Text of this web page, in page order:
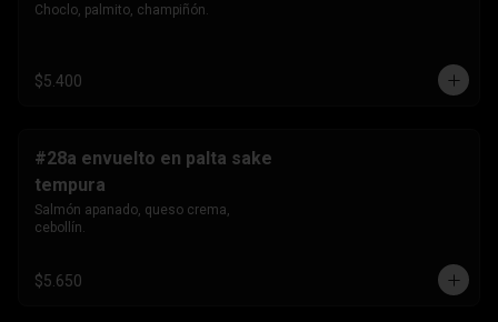
Choclo, palmito, champiñón.
$5.400
#28a envuelto en palta sake
tempura
Salmón apanado, queso crema,
cebollín.
$5.650